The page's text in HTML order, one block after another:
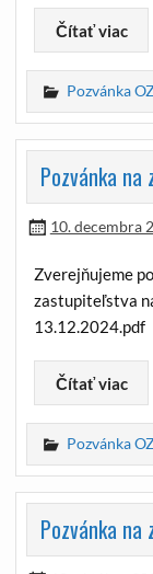
Čítať viac
Pozvánka
Pozvánka na
10. decembra
Zverejňujeme
zastupiteľstva
13.12.2024.pdf
Čítať viac
Pozvánka
Pozvánka na